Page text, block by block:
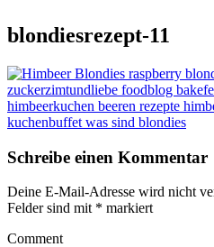
blondiesrezept-11
Schreibe einen Kommentar
Deine E-Mail-Adresse wird nicht
Felder sind mit * markiert
Comment